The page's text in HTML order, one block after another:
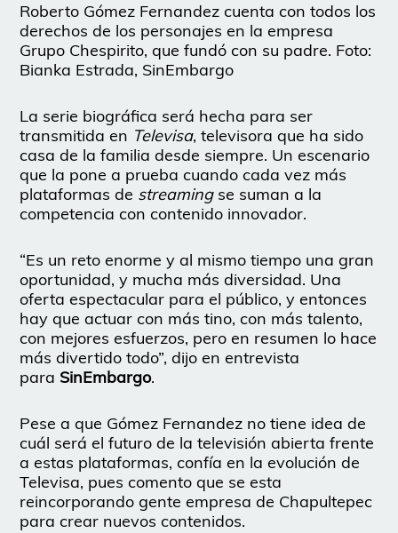
Roberto Gómez Fernandez cuenta con todos los
derechos de los personajes en la empresa
Grupo Chespirito, que fundó con su padre. Foto:
Bianka Estrada, SinEmbargo
La serie biográfica será hecha para ser
transmitida en Televisa, televisora que ha sido
casa de la familia desde siempre. Un escenario
que la pone a prueba cuando cada vez más
plataformas de streamingse suman a la
competencia con contenido innovador.
“Es un reto enorme y al mismo tiempo una gran
oportunidad, y mucha más diversidad. Una
oferta espectacular para el público, y entonces
hay que actuar con más tino, con más talento,
con mejores esfuerzos, pero en resumen lo hace
más divertido todo”, dijo en entrevista
para SinEmbargo.
Pese a que Gómez Fernandez no tiene idea de
cuál será el futuro de la televisión abierta frente
a estas plataformas, confía en la evolución de
Televisa, pues comento que se esta
reincorporando gente empresa de Chapultepec
para crear nuevos contenidos.